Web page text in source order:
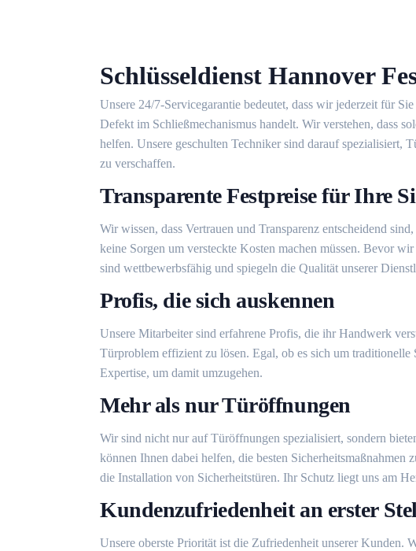
Schlüsseldienst Hannover
Unsere 24/7-Servicegarantie bedeutet, dass wir jederzeit für
Defekt im Schließmechanismus handelt. Wir verstehen, dass
helfen. Unsere geschulten Techniker sind darauf spezialisiert,
zu verschaffen.
Transparente Festpreise für Ihre
Wir wissen, dass Vertrauen und Transparenz entscheidend
keine Sorgen um versteckte Kosten machen müssen. Bevor
sind wettbewerbsfähig und spiegeln die Qualität unserer
Profis, die sich auskennen
Unsere Mitarbeiter sind erfahrene Profis, die ihr Handwerk
Türproblem effizient zu lösen. Egal, ob es sich um traditionelle
Expertise, um damit umzugehen.
Mehr als nur Türöffnungen
Wir sind nicht nur auf Türöffnungen spezialisiert, sondern
können Ihnen dabei helfen, die besten
die Installation von Sicherheitstüren. Ihr Schutz liegt uns am
Kundenzufriedenheit an erster
Unsere oberste Priorität ist die Zufriedenheit unserer Kunden.